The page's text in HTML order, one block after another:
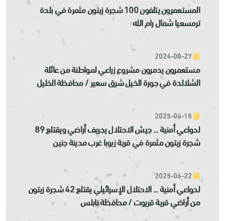
المستعمرون يتلفون 100 شجرة زيتون مثمرة في بلدة
ترمسعيا شمال رام الله
مستعمرون يدمرون مشروع زراعي لمواطنة من عائلة
الشلالدة في جورة الخيل شرق سعير / محافظة الخليل
لدواعي أمنية ... جيش الاحتلال يجريف أراضي ويقتلع 89
شجرة زيتون مثمرة في قرية زبوبا غرب مدينة جنين
لدواعي أمنية ... الاحتلال الإسرائيلي يقتلع 42 شجرة زيتون
من أراضي قرية قريوت / محافظة نابلس